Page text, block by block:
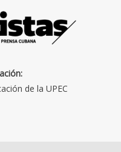
de la UPEC